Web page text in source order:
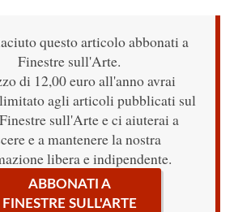
questo articolo abbonati a
Finestre sull'Arte.
di 12,00 euro all'anno avrai
agli articoli pubblicati sul
sull'Arte e ci aiuterai a
e a mantenere la nostra
libera e indipendente.
ABBONATI A
FINESTRE SULL'ARTE